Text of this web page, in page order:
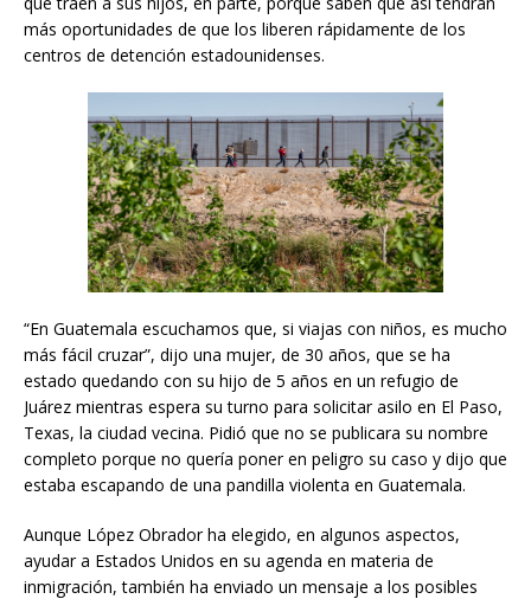
más oportunidades de que los liberen rápidamente de los
centros de detención estadounidenses.
“En Guatemala escuchamos que, si viajas con niños, es mucho
más fácil cruzar”, dijo una mujer, de 30 años, que se ha
estado quedando con su hijo de 5 años en un refugio de
Juárez mientras espera su turno para solicitar asilo en El Paso,
Texas, la ciudad vecina. Pidió que no se publicara su nombre
completo porque no quería poner en peligro su caso y dijo que
estaba escapando de una pandilla violenta en Guatemala.
Aunque López Obrador ha elegido, en algunos aspectos,
ayudar a Estados Unidos en su agenda en materia de
inmigración, también ha enviado un mensaje a los posibles